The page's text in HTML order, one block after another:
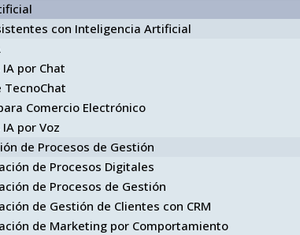
con Inteligencia Artificial
por Chat
TecnoChat
Comercio Electrónico
por Voz
de Procesos de Gestión
de Procesos Digitales
de Procesos de Gestión
de Gestión de Clientes con CRM
de Marketing por Comportamiento